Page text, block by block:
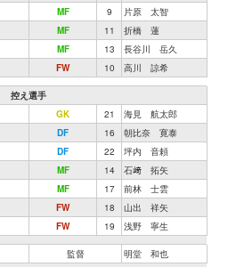
MF 9
片原 太智
MF 11
折橋 蓮
MF 13
長谷川 岳久
FW 10 高川 諒希
控え選手
GK 21
海見 航太郎
DF 16
朝比奈 寛泰
DF 22
坪内 音頼
MF 14
石﨑 拓矢
MF 17
前林 士雲
FW 18
山出 祥矢
FW
19 浅野 寧生
監督 明堂 和也